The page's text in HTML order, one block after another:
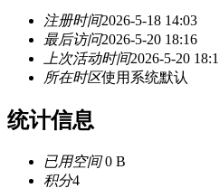
注册时间2026-5-18 14:03
最后访问2026-5-20 18:16
上次活动时间2026-5-20
所在时区使用系统默认
统计信息
已用空间0 B
积分4